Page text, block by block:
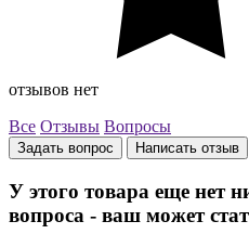
отзывов нет
Все Отзывы Вопросы
Задать вопрос Написать отзыв
У этого товара еще нет
вопроса - ваш может